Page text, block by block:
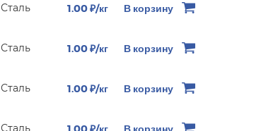
Сталь 1.00 ₽/кг В корзину
Сталь 1.00 ₽/кг В корзину
Сталь 1.00 ₽/кг В корзину
Сталь 1.00 ₽/кг В корзину